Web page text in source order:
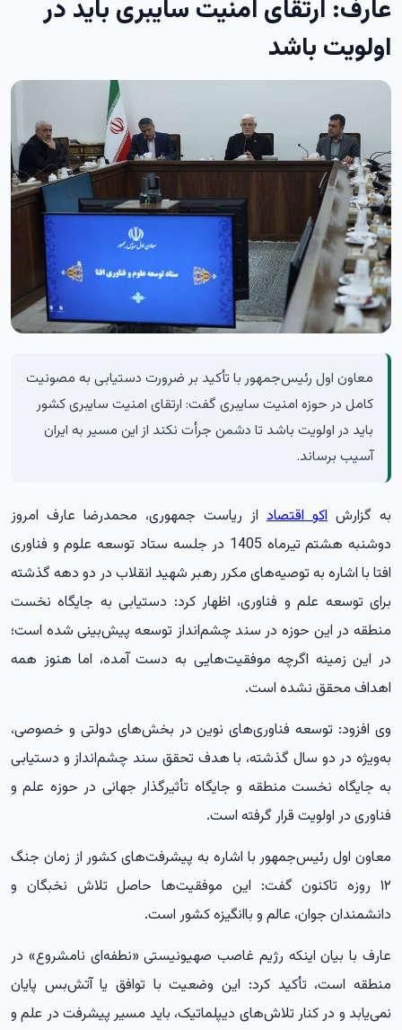
عارف: ارتقای امنیت سایبری باید در
اولویت باشد
معاون اول رئیس‌جمهور با تأکید بر ضرورت دستیابی به مصونیت
کامل در حوزه امنیت سایبری گفت: ارتقای امنیت سایبری کشور
باید در اولویت باشد تا دشمن جرأت نکند از این مسیر به ایران
آسیب برساند.
به گزارش اکو اقتصاد از ریاست جمهوری، محمدرضا عارف امروز
دوشنبه هشتم تیرماه 1405 در جلسه ستاد توسعه علوم و فناوری
افتا با اشاره به توصیه‌های مکرر رهبر شهید انقلاب در دو دهه گذشته
برای توسعه علم و فناوری، اظهار کرد: دستیابی به جایگاه نخست
منطقه در این حوزه در سند چشم‌انداز توسعه پیش‌بینی شده است؛
در این زمینه اگرچه موفقیت‌هایی به دست آمده، اما هنوز همه
اهداف محقق نشده است.
وی افزود: توسعه فناوری‌های نوین در بخش‌های دولتی و خصوصی،
به‌ویژه در دو سال گذشته، با هدف تحقق سند چشم‌انداز و دستیابی
به جایگاه نخست منطقه و جایگاه تأثیرگذار جهانی در حوزه علم و
فناوری در اولویت قرار گرفته است.
معاون اول رئیس‌جمهور با اشاره به پیشرفت‌های کشور از زمان جنگ
۱۲ روزه تاکنون گفت: این موفقیت‌ها حاصل تلاش نخبگان و
دانشمندان جوان، عالم و باانگیزه کشور است.
عارف با بیان اینکه رژیم غاصب صهیونیستی «نطفه‌ای نامشروع» در
منطقه است، تأکید کرد: این وضعیت با توافق یا آتش‌بس پایان
نمی‌یابد و در کنار تلاش‌های دیپلماتیک، باید مسیر پیشرفت در علم و